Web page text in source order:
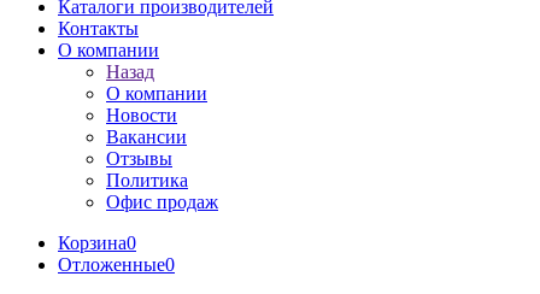
Каталоги производителей
Контакты
О компании
Назад
О компании
Новости
Вакансии
Отзывы
Политика
Офис продаж
Корзина0
Отложенные0